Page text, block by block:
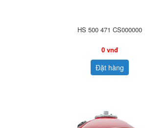
HS 500 471 CS000000
0 vnđ
Đặt hàng